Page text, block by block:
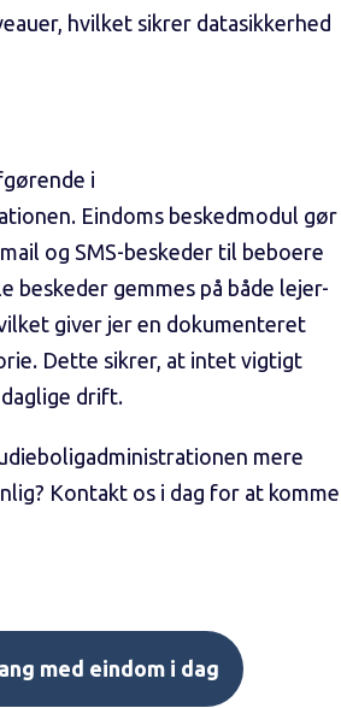
hvilket sikrer datasikkerhed
i
Eindoms beskedmodul gør
og SMS-beskeder til beboere
beskeder gemmes på både lejer-
giver jer en dokumenteret
Dette sikrer, at intet vigtigt
drift.
mere
Kontakt os i dag for at komme
med eindom i dag